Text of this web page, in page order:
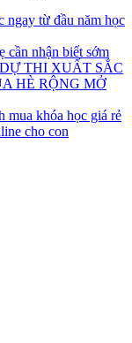
ngay từ đầu năm học
cần nhận biết sớm
THI XUẤT SẮC
HÈ RỘNG MỞ
mua khóa học giá rẻ
cho con